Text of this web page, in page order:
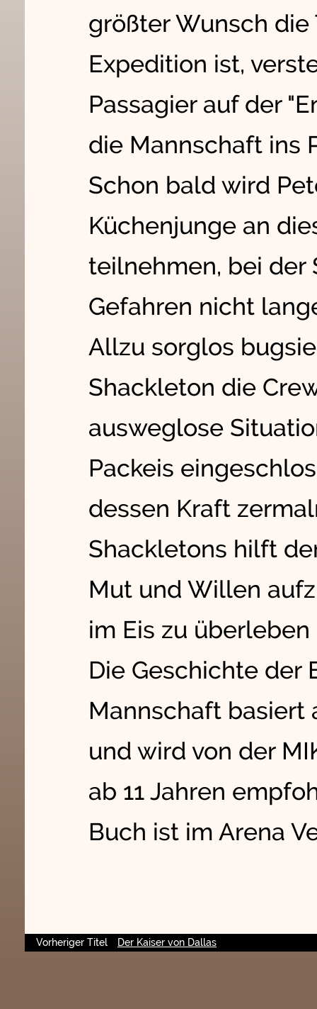
größter Wunsch die
Expedition ist,
Passagier auf der
die Mannschaft ins
Schon bald wird
Küchenjunge an
teilnehmen, bei der
Gefahren nicht
Allzu sorglos
Shackleton die
ausweglose
Packeis
dessen Kraft
Shackletons hilft
Mut und Willen
im Eis zu
Die Geschichte der
Mannschaft basiert
und wird von der
ab 11 Jahren
Buch ist im Arena
Vorheriger Titel Der Kaiser von Dallas